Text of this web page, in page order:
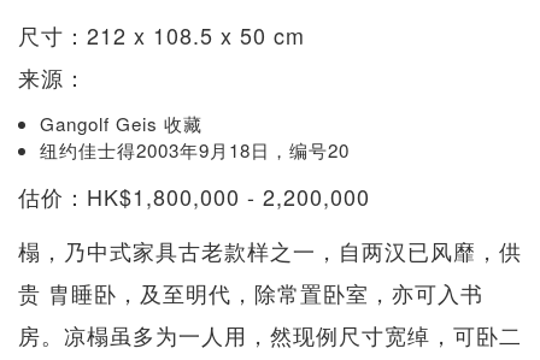
尺寸：212 x 108.5 x 50 cm
来源：
Gangolf Geis 收藏
纽约佳士得2003年9月18日，编号20
估价：HK$1,800,000 - 2,200,000
榻，乃中式家具古老款样之一，自两汉已风靡，供
贵 胄睡卧，及至明代，除常置卧室，亦可入书
房。凉榻虽多为一人用，然现例尺寸宽绰，可卧二